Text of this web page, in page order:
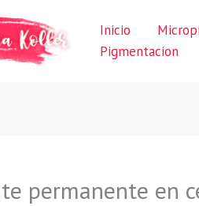
Inicio
Pigmentacion
permanente en